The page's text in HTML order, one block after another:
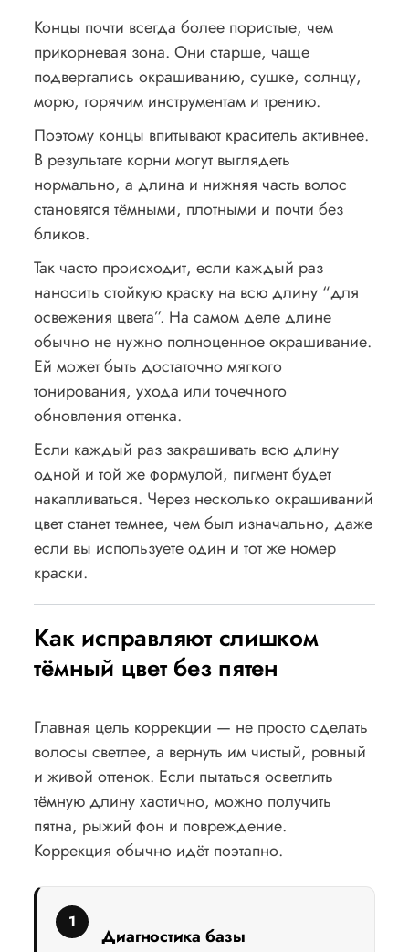
Концы почти всегда более пористые, чем
прикорневая зона. Они старше, чаще
подвергались окрашиванию, сушке, солнцу,
морю, горячим инструментам и трению.
Поэтому концы впитывают краситель активнее.
В результате корни могут выглядеть
нормально, а длина и нижняя часть волос
становятся тёмными, плотными и почти без
бликов.
Так часто происходит, если каждый раз
наносить стойкую краску на всю длину “для
освежения цвета”. На самом деле длине
обычно не нужно полноценное окрашивание.
Ей может быть достаточно мягкого
тонирования, ухода или точечного
обновления оттенка.
Если каждый раз закрашивать всю длину
одной и той же формулой, пигмент будет
накапливаться. Через несколько окрашиваний
цвет станет темнее, чем был изначально, даже
если вы используете один и тот же номер
краски.
Как исправляют слишком
тёмный цвет без пятен
Главная цель коррекции — не просто сделать
волосы светлее, а вернуть им чистый, ровный
и живой оттенок. Если пытаться осветлить
тёмную длину хаотично, можно получить
пятна, рыжий фон и повреждение.
Коррекция обычно идёт поэтапно.
Диагностика базы